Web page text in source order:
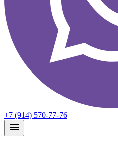
+7 (914) 570-77-76